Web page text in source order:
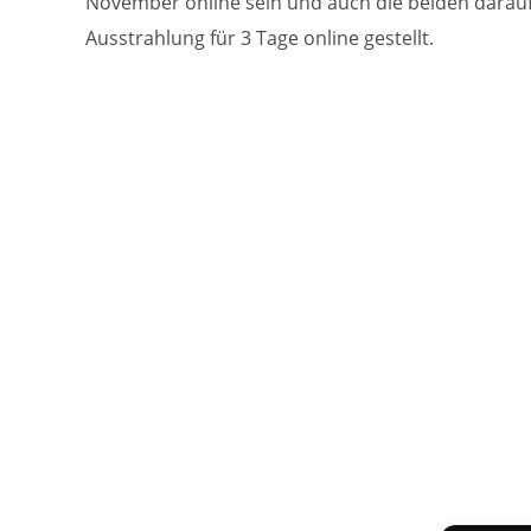
Ausstrahlung für 3 Tage online gestellt.